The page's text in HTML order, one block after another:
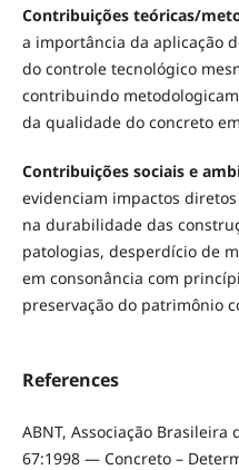
Contribuições teóricas/
a importância da aplicação
do controle tecnológico
contribuindo
da qualidade do concreto
Contribuições sociais e
evidenciam impactos
na durabilidade das
patologias, desperdício de
em consonância com
preservação do patrimônio
References
ABNT, Associação Brasileira
67:1998 — Concreto –